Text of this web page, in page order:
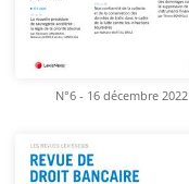
N°6 - 16 décembre 2022